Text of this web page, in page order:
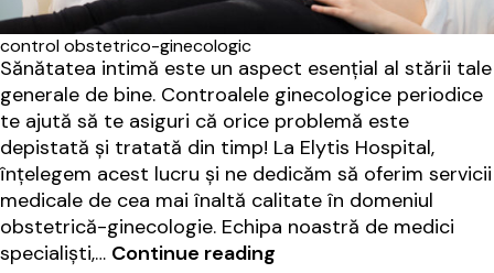
control obstetrico-ginecologic
Sănătatea intimă este un aspect esențial al stării tale
generale de bine. Controalele ginecologice periodice
te ajută să te asiguri că orice problemă este
depistată și tratată din timp! La Elytis Hospital,
înțelegem acest lucru și ne dedicăm să oferim servicii
medicale de cea mai înaltă calitate în domeniul
obstetrică-ginecologie. Echipa noastră de medici
specialiști,… Continue reading